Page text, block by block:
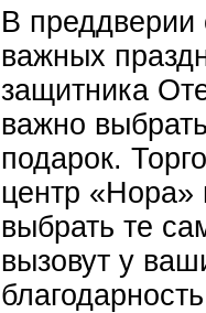
В преддверии
важных
защитника
важно
подарок.
центр «Нора»
выбрать те
вызовут у